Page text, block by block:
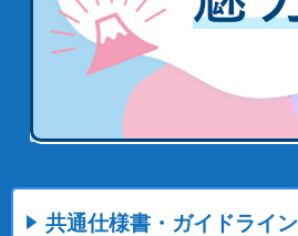
共通仕様書・ガイドライン